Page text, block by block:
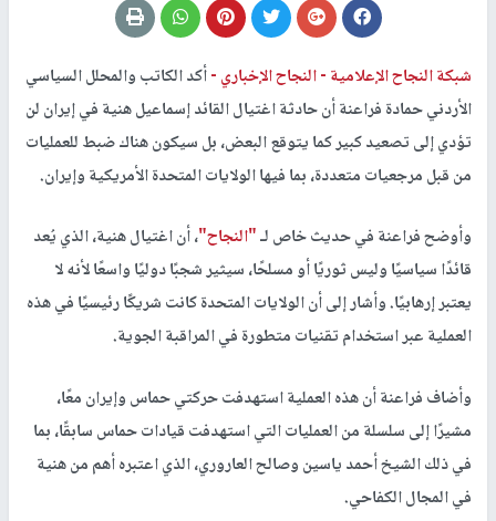
شبكة النجاح الإعلامية -النجاح الإخباري -أكد الكاتب والمحلل السياسي
الأردني حمادة فراعنة أن حادثة اغتيال القائد إسماعيل هنية في إيران لن
تؤدي إلى تصعيد كبير كما يتوقع البعض، بل سيكون هناك ضبط للعمليات
من قبل مرجعيات متعددة، بما فيها الولايات المتحدة الأمريكية وإيران.
وأوضح فراعنة في حديث خاص لـ"النجاح"، أن اغتيال هنية، الذي يُعد
قائدًا سياسيًا وليس ثوريًا أو مسلحًا، سيثير شجبًا دوليًا واسعًا لأنه لا
يعتبر إرهابيًا. وأشار إلى أن الولايات المتحدة كانت شريكًا رئيسيًا في هذه
العملية عبر استخدام تقنيات متطورة في المراقبة الجوية.
وأضاف فراعنة أن هذه العملية استهدفت حركتي حماس وإيران معًا،
مشيرًا إلى سلسلة من العمليات التي استهدفت قيادات حماس سابقًا، بما
في ذلك الشيخ أحمد ياسين وصالح العاروري، الذي اعتبره أهم من هنية
في المجال الكفاحي.